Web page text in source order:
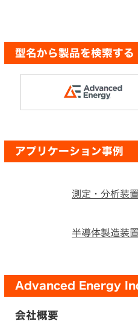
型名から製品を検索する
アプリケーション事例
測定・分析装置
半導体製造装置
Advanced Energy
会社概要